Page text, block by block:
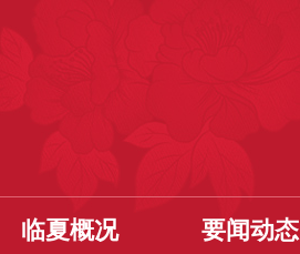
临夏概况 要闻动态